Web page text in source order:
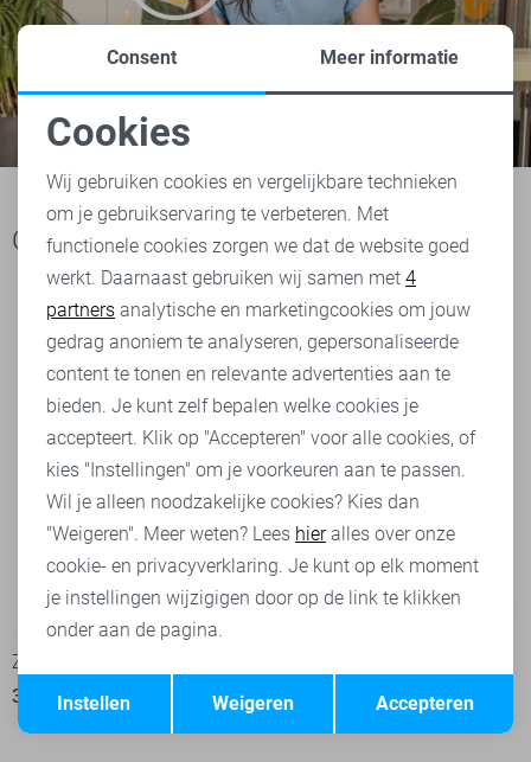
Ook het bekijken waard
-50%
Zoso Blouse
35,00 69,95
35,00
69,95
Noodzakelijke cookies
Personalisatie cookies
Analytische cookies
Marketing cookies
Terug Opslaan
Consent Meer informatie
Cookies
Wij gebruiken cookies en vergelijkbare technieken
om je gebruikservaring te verbeteren. Met
functionele cookies zorgen we dat de website goed
werkt. Daarnaast gebruiken wij samen met 4
partners analytische en marketingcookies om jouw
gedrag anoniem te analyseren, gepersonaliseerde
content te tonen en relevante advertenties aan te
bieden. Je kunt zelf bepalen welke cookies je
accepteert. Klik op "Accepteren" voor alle cookies, of
kies "Instellingen" om je voorkeuren aan te passen.
Wil je alleen noodzakelijke cookies? Kies dan
"Weigeren". Meer weten? Lees hieralles over onze
cookie- en privacyverklaring. Je kunt op elk moment
je instellingen wijzigigen door op de link te klikken
onder aan de pagina.
Accepteren
Weigeren
Instellen